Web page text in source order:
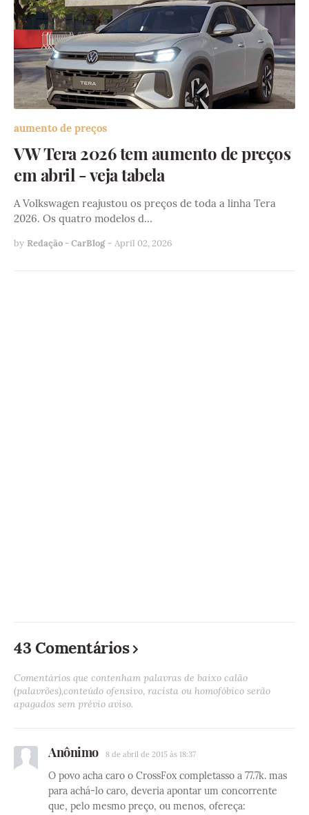
aumento de preços
VW Tera 2026 tem aumento de preços
em abril - veja tabela
A Volkswagen reajustou os preços de toda a linha Tera
2026. Os quatro modelos d…
by Redação - CarBlog - April 02, 2026
43 Comentários
Comentários que contenham palavras de baixo calão
(palavrões),conteúdo ofensivo, racista ou homofóbico serão
apagados sem prévio aviso.
Anônimo 8 de abril de 2015 às 18:37
O povo acha caro o CrossFox completasso a 77.7k. mas
para achá-lo caro, deveria apontar um concorrente
que, pelo mesmo preço, ou menos, ofereça: